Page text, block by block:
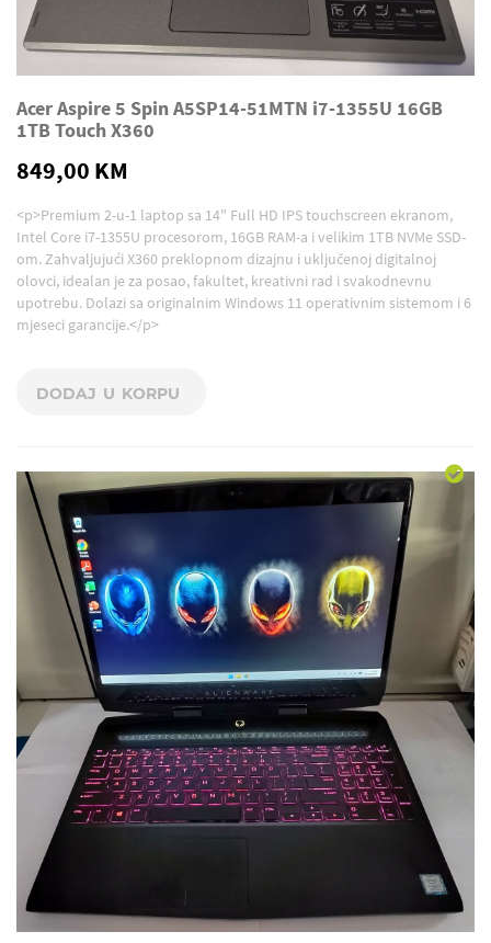
Acer Aspire 5 Spin A5SP14-51MTN i7-1355U 16GB
1TB Touch X360
849,00 KM
<p>Premium 2-u-1 laptop sa 14" Full HD IPS touchscreen ekranom,
Intel Core i7-1355U procesorom, 16GB RAM-a i velikim 1TB NVMe SSD-
om. Zahvaljujući X360 preklopnom dizajnu i uključenoj digitalnoj
olovci, idealan je za posao, fakultet, kreativni rad i svakodnevnu
upotrebu. Dolazi sa originalnim Windows 11 operativnim sistemom i 6
mjeseci garancije.</p>
DODAJ U KORPU